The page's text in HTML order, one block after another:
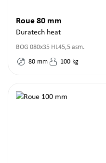
Roue 80 mm
Duratech heat
BOG 080x35 HL45,5 asm.
80 mm 100 kg